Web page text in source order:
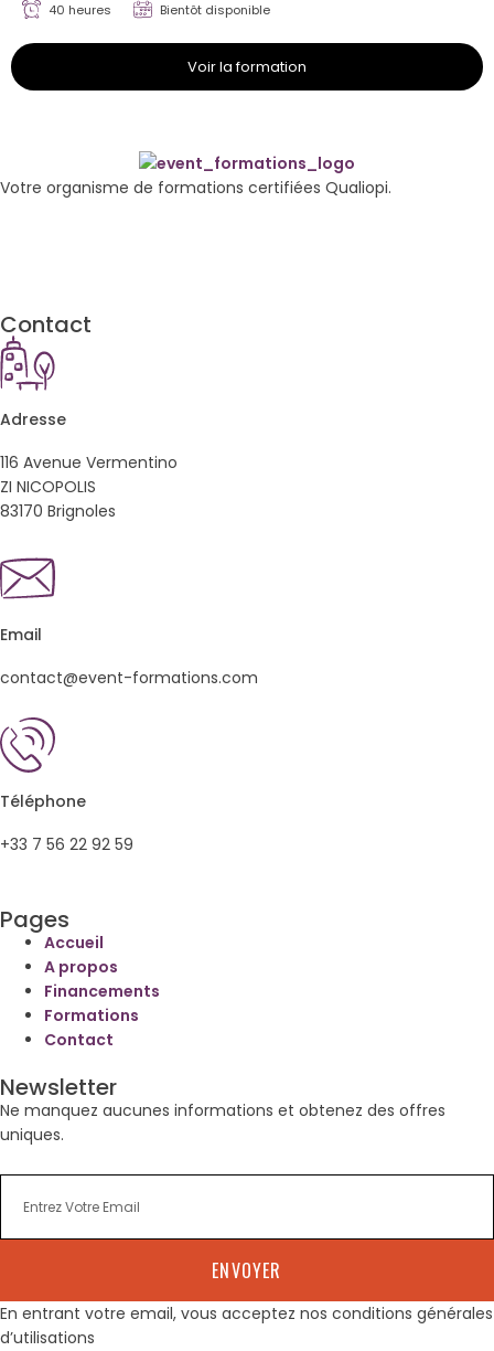
40 heures Bientôt disponible
Voir la formation
Votre organisme de formations certifiées Qualiopi.
Contact
Adresse
116 Avenue Vermentino
ZI NICOPOLIS
83170 Brignoles
Email
contact@event-formations.com
Téléphone
+33 7 56 22 92 59
Pages
Accueil
A propos
Financements
Formations
Contact
Newsletter
Ne manquez aucunes informations et obtenez des offres
uniques.
ENVOYER
En entrant votre email, vous acceptez nos conditions générales
d’utilisations